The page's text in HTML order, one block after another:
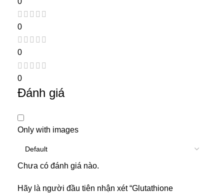
0
0
0
Đánh giá
Only with images
Chưa có đánh giá nào.
Hãy là người đầu tiên nhận xét “Glutathione